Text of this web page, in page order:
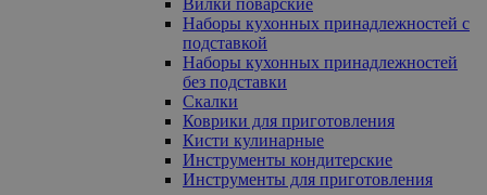
Наборы кухонных принадлежностей с
подставкой
Наборы кухонных принадлежностей
без подставки
Скалки
Коврики для приготовления
Кисти кулинарные
Инструменты кондитерские
Инструменты для приготовления